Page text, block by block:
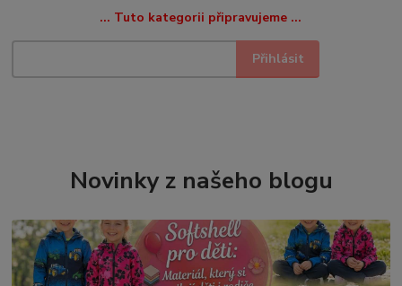
... Tuto kategorii připravujeme ...
Novinky z našeho blogu